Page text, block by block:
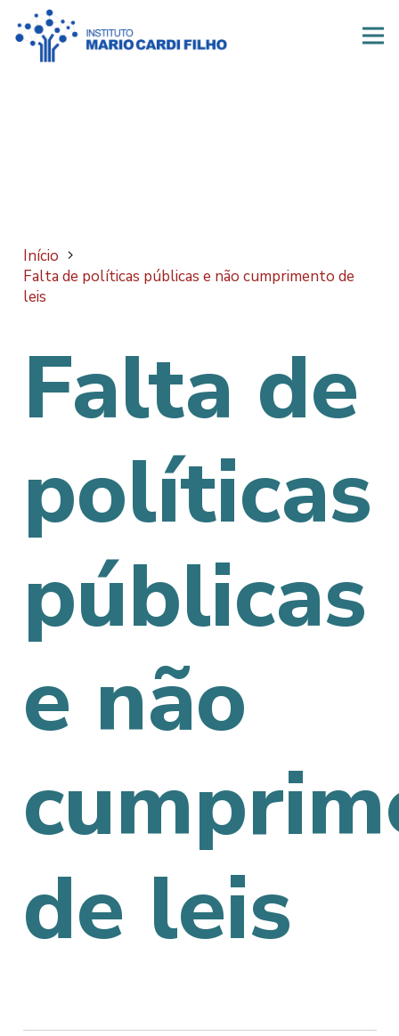
Início
Falta de políticas públicas e não cumprimento de
leis
Falta de
políticas
públicas
e não
de leis